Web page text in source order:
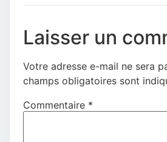
Laisser un
Votre adresse e-mail ne sera
champs obligatoires sont
Commentaire *